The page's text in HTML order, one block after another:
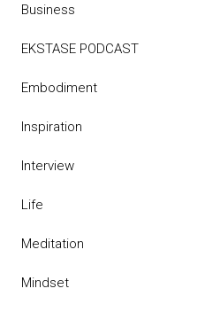
Business
EKSTASE PODCAST
Embodiment
Inspiration
Interview
Life
Meditation
Mindset